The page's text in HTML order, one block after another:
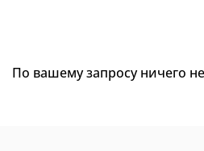
По вашему запросу ничего